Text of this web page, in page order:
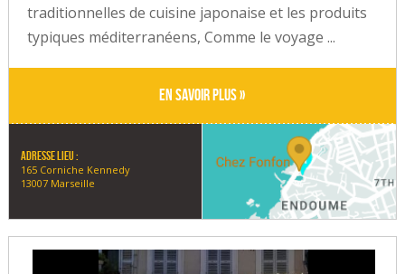
traditionnelles de cuisine japonaise et les produits
typiques méditerranéens, Comme le voyage ...
En savoir plus »
Adresse lieu :
165 Corniche Kennedy
13007 Marseille